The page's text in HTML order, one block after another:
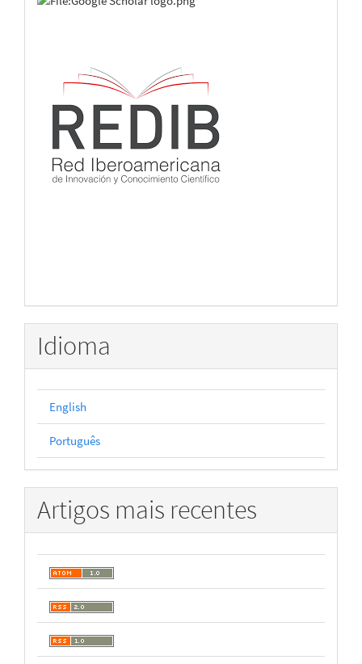
Idioma
English
Português
Artigos mais recentes